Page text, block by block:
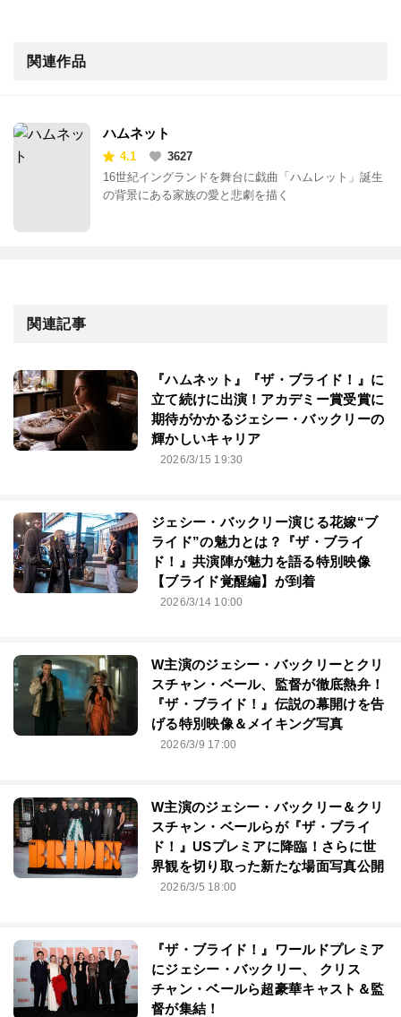
関連作品
ハムネット
4.1
3627
16世紀イングランドを舞台に戯曲「ハムレット」誕生
の背景にある家族の愛と悲劇を描く
関連記事
『ハムネット』『ザ・ブライド！』に
立て続けに出演！アカデミー賞受賞に
期待がかかるジェシー・バックリーの
輝かしいキャリア
2026/3/15 19:30
ジェシー・バックリー演じる花嫁“ブ
ライド”の魅力とは？『ザ・ブライ
ド！』共演陣が魅力を語る特別映像
【ブライド覚醒編】が到着
2026/3/14 10:00
W主演のジェシー・バックリーとクリ
スチャン・ベール、監督が徹底熱弁！
『ザ・ブライド！』伝説の幕開けを告
げる特別映像＆メイキング写真
2026/3/9 17:00
W主演のジェシー・バックリー＆クリ
スチャン・ベールらが『ザ・ブライ
ド！』USプレミアに降臨！さらに世
界観を切り取った新たな場面写真公開
2026/3/5 18:00
『ザ・ブライド！』ワールドプレミア
にジェシー・バックリー、 クリス
チャン・ベールら超豪華キャスト＆監
督が集結！